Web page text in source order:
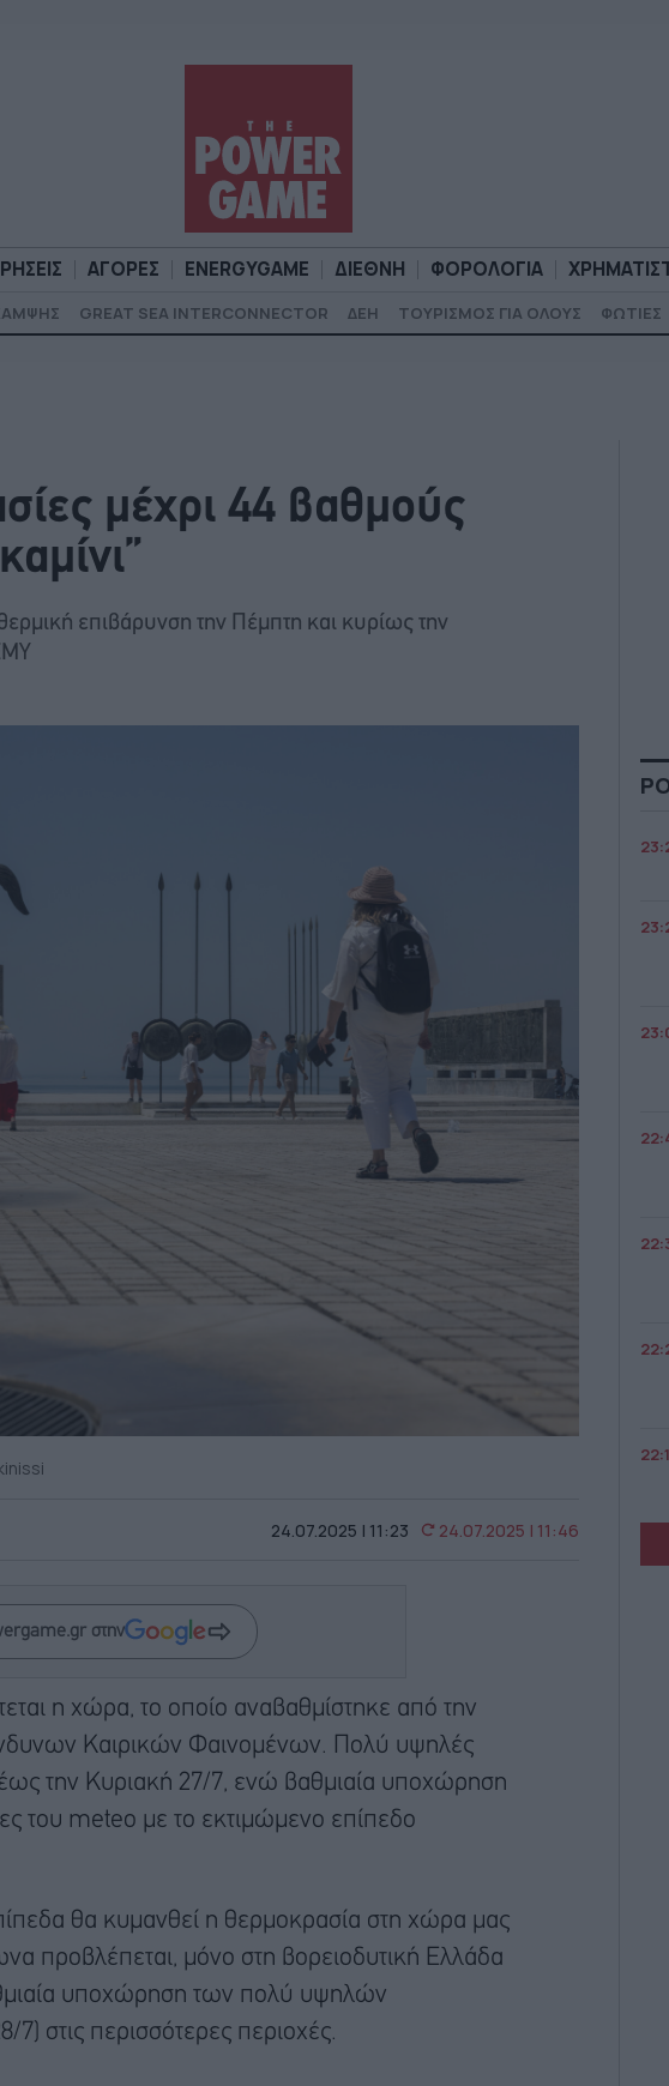
ΑΓΟΡΕΣ ENERGYGAME ΔΙΕΘΝΗ ΦΟΡΟΛΟΓΙΑ
GREAT SEA INTERCONNECTOR ΔΕΗ ΤΟΥΡΙΣΜΟΣ ΓΙΑ ΟΛΟΥΣ ΦΩΤΙΕΣ
μέχρι 44 βαθμούς
επιβάρυνση την Πέμπτη και κυρίως την
24.07.2025 | 11:23 24.07.2025 | 11:46
στην
η χώρα, το οποίο αναβαθμίστηκε από την
Καιρικών Φαινομένων. Πολύ υψηλές
έως την Κυριακή 27/7, ενώ βαθμιαία υποχώρηση
του meteo με το εκτιμώμενο επίπεδο
θα κυμανθεί η θερμοκρασία στη χώρα μας
προβλέπεται, μόνο στη βορειοδυτική Ελλάδα
υποχώρηση των πολύ υψηλών
στις περισσότερες περιοχές.